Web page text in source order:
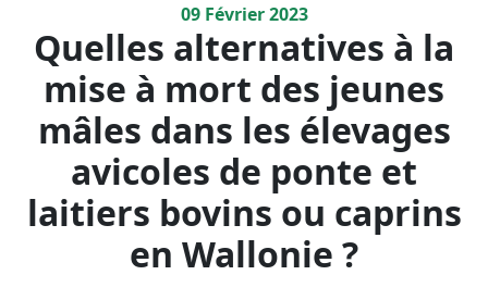
09Février2023
Quelles alternatives à la
mise à mort des jeunes
mâles dans les élevages
avicoles de ponte et
laitiers bovins ou caprins
en Wallonie ?